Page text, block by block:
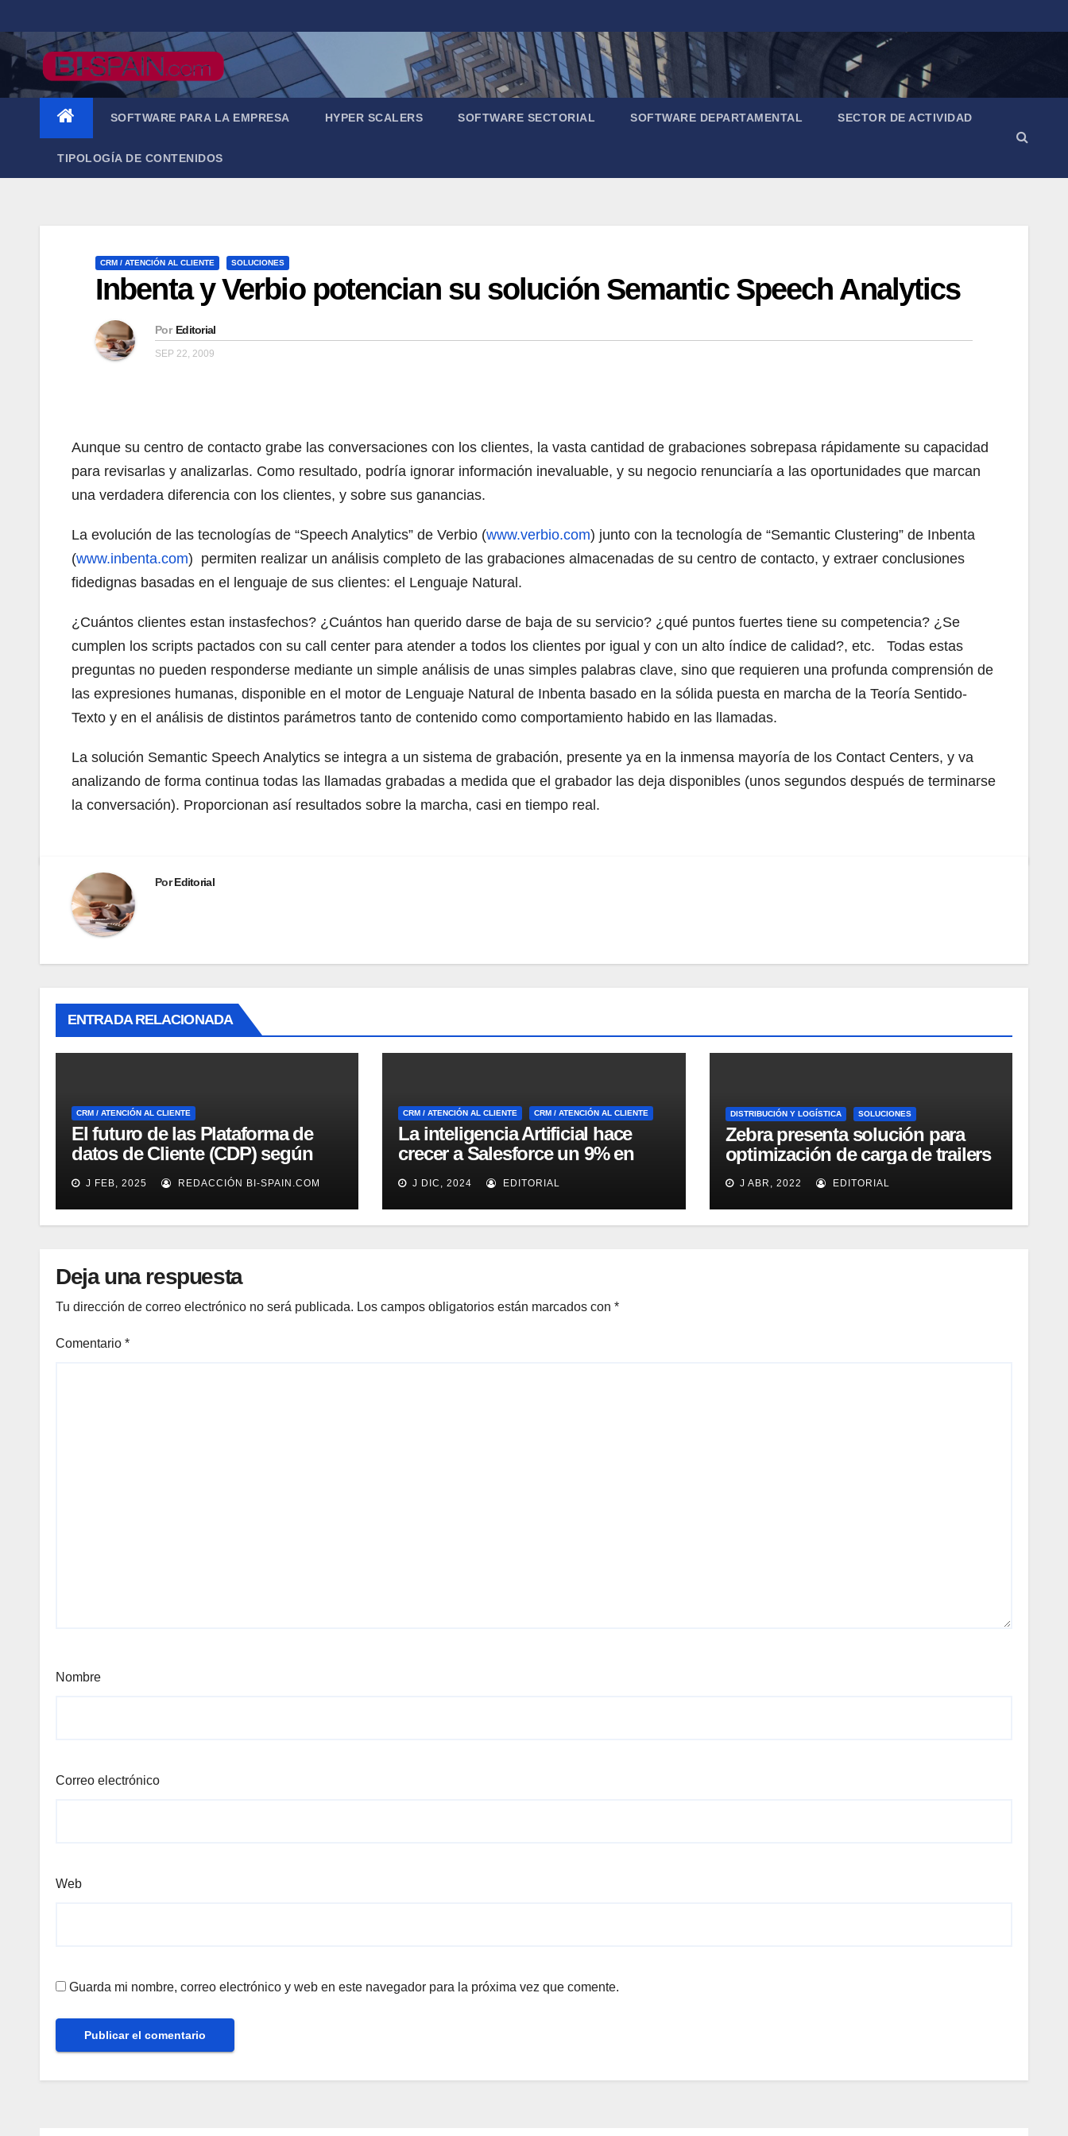
al
contenido
SOFTWARE PARA LA EMPRESA HYPER SCALERS SOFTWARE SECTORIAL SOFTWARE DEPARTAMENTAL SECTOR DE ACTIVIDAD
TIPOLOGÍA DE CONTENIDOS
CRM / ATENCIÓN AL CLIENTE SOLUCIONES
Inbenta y Verbio potencian su solución Semantic Speech Analytics
Por Editorial
SEP 22, 2009
Aunque su centro de contacto grabe las conversaciones con los clientes, la vasta cantidad de grabaciones sobrepasa rápidamente su capacidad
para revisarlas y analizarlas. Como resultado, podría ignorar información inevaluable, y su negocio renunciaría a las oportunidades que marcan
una verdadera diferencia con los clientes, y sobre sus ganancias.
La evolución de las tecnologías de “Speech Analytics” de Verbio (www.verbio.com) junto con la tecnología de “Semantic Clustering” de Inbenta
(www.inbenta.com) permiten realizar un análisis completo de las grabaciones almacenadas de su centro de contacto, y extraer conclusiones
fidedignas basadas en el lenguaje de sus clientes: el Lenguaje Natural.
¿Cuántos clientes estan instasfechos? ¿Cuántos han querido darse de baja de su servicio? ¿qué puntos fuertes tiene su competencia? ¿Se
cumplen los scripts pactados con su call center para atender a todos los clientes por igual y con un alto índice de calidad?, etc. Todas estas
preguntas no pueden responderse mediante un simple análisis de unas simples palabras clave, sino que requieren una profunda comprensión de
las expresiones humanas, disponible en el motor de Lenguaje Natural de Inbenta basado en la sólida puesta en marcha de la Teoría Sentido-
Texto y en el análisis de distintos parámetros tanto de contenido como comportamiento habido en las llamadas.
La solución Semantic Speech Analytics se integra a un sistema de grabación, presente ya en la inmensa mayoría de los Contact Centers, y va
analizando de forma continua todas las llamadas grabadas a medida que el grabador las deja disponibles (unos segundos después de terminarse
la conversación). Proporcionan así resultados sobre la marcha, casi en tiempo real.
PorEditorial
ENTRADA RELACIONADA
CRM / ATENCIÓN AL CLIENTE
El futuro de las Plataforma de
datos de Cliente (CDP) según
Tealium
J FEB, 2025 REDACCIÓN BI-SPAIN.COM
CRM / ATENCIÓN AL CLIENTE CRM / ATENCIÓN AL CLIENTE
La inteligencia Artificial hace
crecer a Salesforce un 9% en
comparación con el año anterior
J DIC, 2024 EDITORIAL
DISTRIBUCIÓN Y LOGÍSTICA SOLUCIONES
Zebra presenta solución para
optimización de carga de trailers
J ABR, 2022 EDITORIAL
Deja una respuesta
Tu dirección de correo electrónico no será publicada. Los campos obligatorios están marcados con *
Comentario *
Nombre
Correo electrónico
Web
Guarda mi nombre, correo electrónico y web en este navegador para la próxima vez que comente.